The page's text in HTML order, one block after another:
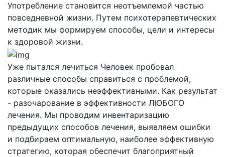
Употребление становится неотъемлемой частью
повседневной жизни. Путем психотерапевтических
методик мы формируем способы, цели и интересы
к здоровой жизни.
Уже пытался лечиться Человек пробовал
различные способы справиться с проблемой,
которые оказались неэффективными. Как результат
- разочарование в эффективности ЛЮБОГО
лечения. Мы проводим инвентаризацию
предыдущих способов лечения, выявляем ошибки
и подбираем оптимальную, наиболее эффективную
стратегию, которая обеспечит благоприятный